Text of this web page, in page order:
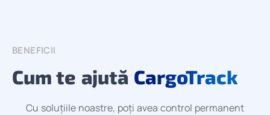
BENEFICII
Cum te ajută CargoTrack
Cu soluțiile noastre, poți avea control permanent